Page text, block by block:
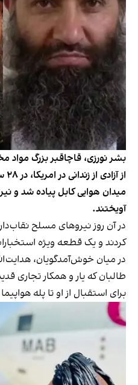
بشر نورزی، قاچاقبر بزرگ مواد
میدان هوایی کابل پیاده شد و
آویختند.
در آن روز نیروهای مسلح
کردند و یک قطعه ویژه
در میان خوش‌آمدگویان،
طالبان که یار و همکار تجاری
برای استقبال از او تا پله